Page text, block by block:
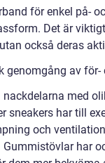
för enkel på-
Det är
också deras
genomgång av
nackdelarna med
sneakers har till
och
Gummistövlar har